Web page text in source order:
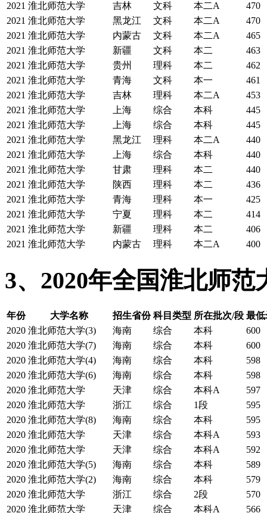
2021 淮北师范大学 吉林 文科 本二A
470
2021 淮北师范大学 黑龙江 文科 本二A
470
2021 淮北师范大学 内蒙古 文科 本二A
465
2021 淮北师范大学 新疆 文科 本二
463
2021 淮北师范大学 贵州 理科 本二
462
2021 淮北师范大学 青海 文科 本一
461
2021 淮北师范大学 吉林 理科 本二A
453
2021 淮北师范大学 上海 综合 本科
445
2021 淮北师范大学 上海 综合 本科
445
2021 淮北师范大学 黑龙江 理科 本二A
440
2021 淮北师范大学 上海 综合 本科
440
2021 淮北师范大学 甘肃 理科 本二
440
2021 淮北师范大学 陕西 理科 本二
436
2021 淮北师范大学 青海 理科 本一
425
2021 淮北师范大学 宁夏 理科 本二
414
2021 淮北师范大学 新疆 理科 本二
406
2021 淮北师范大学 内蒙古 理科 本二A 400
3、2020年全国淮北师范
年份 大学名称 招生省份 科目类型 所在批次/段 最
2020 淮北师范大学(3) 海南 综合 本科
600
2020 淮北师范大学(7) 海南 综合 本科
600
2020 淮北师范大学(4) 海南 综合 本科
598
2020 淮北师范大学(6) 海南 综合 本科
598
2020 淮北师范大学 天津 综合 本科A
597
2020 淮北师范大学 浙江 综合 1段
595
2020 淮北师范大学(8) 海南 综合 本科
595
2020 淮北师范大学 天津 综合 本科A
593
2020 淮北师范大学 天津 综合 本科A
592
2020 淮北师范大学(5) 海南 综合 本科
589
2020 淮北师范大学(2) 海南 综合 本科
579
2020 淮北师范大学 浙江 综合 2段
570
2020 淮北师范大学 天津 综合 本科A
566